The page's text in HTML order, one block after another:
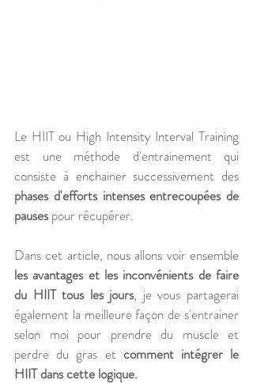
Le HIIT ou High Intensity Interval Training
est une méthode d'entrainement qui
phases d'efforts intenses entrecoupées de
pauses pour récupérer.
les avantages et les inconvénients de faire
du HIIT tous les jours, je vous partagerai
également la meilleure façon de s'entrainer
selon moi pour prendre du muscle et
perdre du gras et comment intégrer le
HIIT dans cette logique.